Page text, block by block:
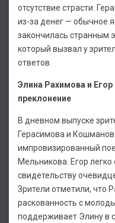
отсутствие страсти.
из-за денег — обычное
закончилась странным
который вызвал у
ответов.
Элина Рахимова и
преклонение
В дневном выпуске
Герасимова и
импровизированный
Мельникова. Егор
свидетельству
Зрители отметили, что
раскованность с
поддерживает Элину в